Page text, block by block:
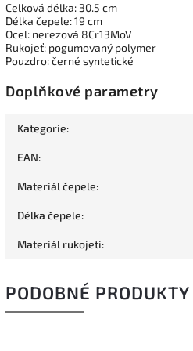
Celková délka: 30.5 cm
Délka čepele: 19 cm
Ocel: nerezová 8Cr13MoV
Rukojeť: pogumovaný polymer
Pouzdro: černé syntetické
Doplňkové parametry
Kategorie:
EAN:
Materiál čepele:
Délka čepele:
Materiál rukojeti:
PODOBNÉ PRODUKTY